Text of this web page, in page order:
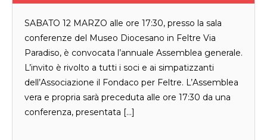
SABATO 12 MARZO alle ore 17:30, presso la sala
conferenze del Museo Diocesano in Feltre Via
Paradiso, è convocata l’annuale Assemblea generale.
L’invito è rivolto a tutti i soci e ai simpatizzanti
dell’Associazione il Fondaco per Feltre. L’Assemblea
vera e propria sarà preceduta alle ore 17:30 da una
conferenza, presentata […]